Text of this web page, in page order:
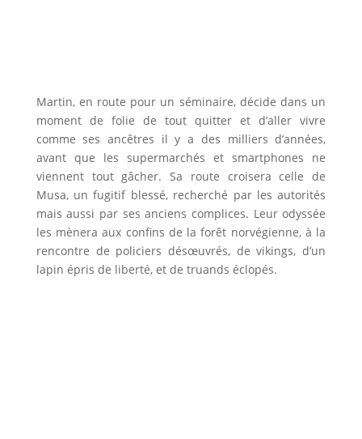
Martin, en route pour un séminaire, décide dans un
moment de folie de tout quitter et d’aller vivre
comme ses ancêtres il y a des milliers d’années,
avant que les supermarchés et smartphones ne
viennent tout gâcher. Sa route croisera celle de
Musa, un fugitif blessé, recherché par les autorités
mais aussi par ses anciens complices. Leur odyssée
les mènera aux confins de la forêt norvégienne, à la
rencontre de policiers désœuvrés, de vikings, d’un
lapin épris de liberté, et de truands éclopés.